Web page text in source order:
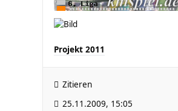
Projekt 2011
Zitieren
25.11.2009, 15:05